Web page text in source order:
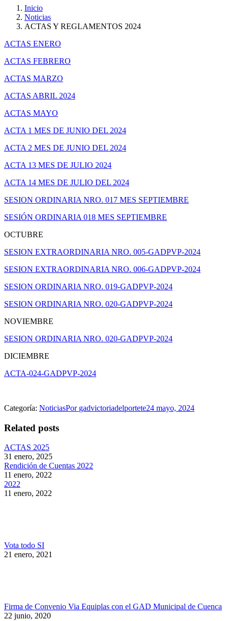
Inicio
Noticias
ACTAS Y REGLAMENTOS 2024
ACTAS ENERO
ACTAS FEBRERO
ACTAS MARZO
ACTAS ABRIL 2024
ACTAS MAYO
ACTA 1 MES DE JUNIO DEL 2024
ACTA 2 MES DE JUNIO DEL 2024
ACTA 13 MES DE JULIO 2024
ACTA 14 MES DE JULIO DEL 2024
SESION ORDINARIA NRO. 017 MES SEPTIEMBRE
SESIÓN ORDINARIA 018 MES SEPTIEMBRE
OCTUBRE
SESION EXTRAORDINARIA NRO. 005-GADPVP-2024
SESION EXTRAORDINARIA NRO. 006-GADPVP-2024
SESION ORDINARIA NRO. 019-GADPVP-2024
SESION ORDINARIA NRO. 020-GADPVP-2024
NOVIEMBRE
SESION ORDINARIA NRO. 020-GADPVP-2024
DICIEMBRE
ACTA-024-GADPVP-2024
Categoría: NoticiasPor gadvictoriadelportete24 mayo, 2024
Related posts
ACTAS 2025
31 enero, 2025
Rendición de Cuentas 2022
11 enero, 2022
2022
11 enero, 2022
Vota todo SI
21 enero, 2021
Firma de Convenio Via Equiplas con el GAD Municipal de Cuenca
22 junio, 2020